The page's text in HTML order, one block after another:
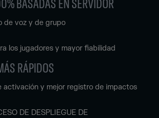
BASADAS EN SERVIDOR
de voz y de grupo
los jugadores y mayor fiabilidad
RÁPIDOS
activación y mejor registro de impactos
DE DESPLIEGUE DE